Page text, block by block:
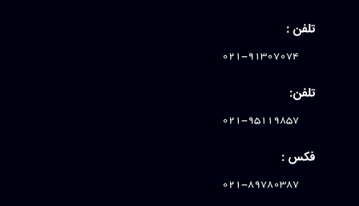
تلفن :
021-91307074
تلفن:
021-95119857
فکس :
021-89780387